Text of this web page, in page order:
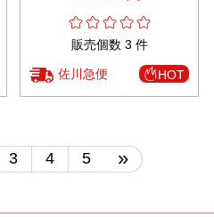
販売個数 3 件
佐川急便 HOT
3 4 5 »